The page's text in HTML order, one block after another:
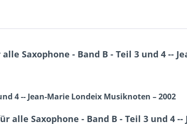
Saxophone - Band B - Teil 3 und 4 --
4 -- Jean-Marie Londeix Musiknoten – 2002
alle Saxophone - Band B - Teil 3 und 4 --